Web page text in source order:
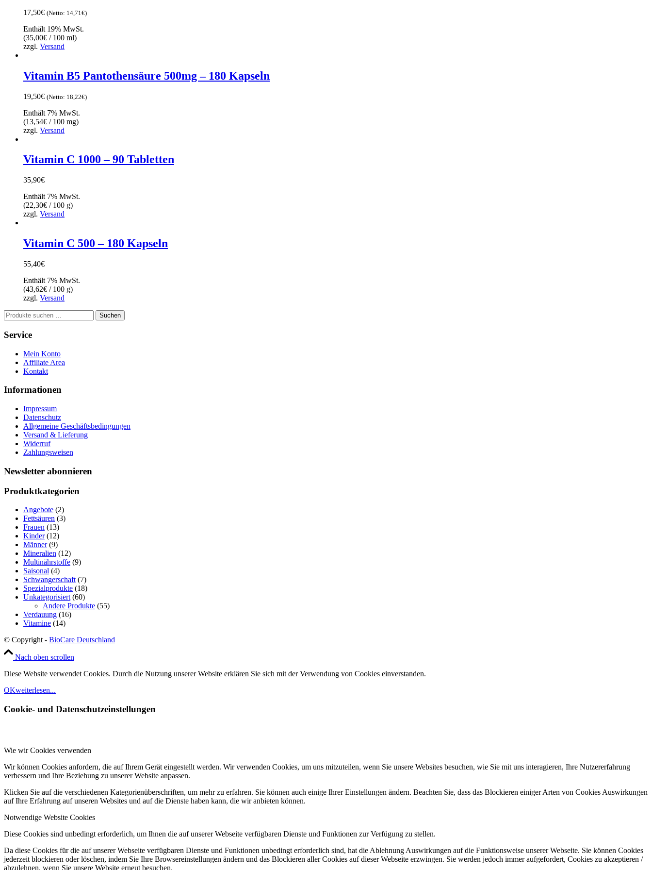
17,50€ (Netto: 14,71 €)
Enthält 19% MwSt.
(35,00€ / 100 ml)
zzgl. Versand
Vitamin B5 Pantothensäure 500mg – 180 Kapseln
19,50€ (Netto: 18,22€)
Enthält 7% MwSt.
(13,54€ / 100 mg)
zzgl. Versand
Vitamin C 1000 – 90 Tabletten
35,90€
Enthält 7% MwSt.
(22,30€ / 100 g)
zzgl. Versand
Vitamin C 500 – 180 Kapseln
55,40€
Enthält 7% MwSt.
(43,62€ / 100 g)
zzgl. Versand
Suchen
nach:
Suchen
Service
Mein Konto
Affiliate Area
Kontakt
Informationen
Impressum
Datenschutz
Allgemeine Geschäftsbedingungen
Versand & Lieferung
Widerruf
Zahlungsweisen
Newsletter abonnieren
Produktkategorien
Angebote (2)
Fettsäuren (3)
Frauen (13)
Kinder (12)
Männer (9)
Mineralien (12)
Multinährstoffe (9)
Saisonal (4)
Schwangerschaft (7)
Spezialprodukte (18)
Unkategorisiert (60)
Andere Produkte (55)
Verdauung (16)
Vitamine (14)
© Copyright - BioCare Deutschland
Nach oben scrollen
Diese Website verwendet Cookies. Durch die Nutzung unserer Website erklären Sie sich mit der Verwendung von Cookies einverstanden.
OKweiterlesen...
Cookie- und Datenschutzeinstellungen
Wie wir Cookies verwenden
Wir können Cookies anfordern, die auf Ihrem Gerät eingestellt werden. Wir verwenden Cookies, um uns mitzuteilen, wenn Sie unsere Websites besuchen, wie Sie mit uns interagieren, Ihre Nutzererfahrung
verbessern und Ihre Beziehung zu unserer Website anpassen.
Klicken Sie auf die verschiedenen Kategorienüberschriften, um mehr zu erfahren. Sie können auch einige Ihrer Einstellungen ändern. Beachten Sie, dass das Blockieren einiger Arten von Cookies Auswirkungen
auf Ihre Erfahrung auf unseren Websites und auf die Dienste haben kann, die wir anbieten können.
Notwendige Website Cookies
Diese Cookies sind unbedingt erforderlich, um Ihnen die auf unserer Webseite verfügbaren Dienste und Funktionen zur Verfügung zu stellen.
Da diese Cookies für die auf unserer Webseite verfügbaren Dienste und Funktionen unbedingt erforderlich sind, hat die Ablehnung Auswirkungen auf die Funktionsweise unserer Webseite. Sie können Cookies
jederzeit blockieren oder löschen, indem Sie Ihre Browsereinstellungen ändern und das Blockieren aller Cookies auf dieser Webseite erzwingen. Sie werden jedoch immer aufgefordert, Cookies zu akzeptieren /
abzulehnen, wenn Sie unsere Website erneut besuchen.